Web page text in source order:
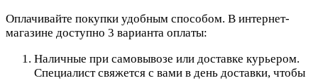
Оплачивайте покупки удобным способом. В интернет-
магазине доступно 3 варианта оплаты:
Наличные при самовывозе или доставке курьером.
Специалист свяжется с вами в день доставки, чтобы